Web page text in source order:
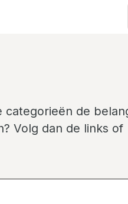
de
Volg dan de links of